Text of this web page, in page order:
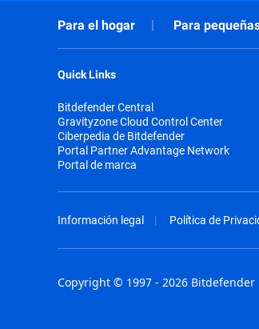
Para el hogar Para
Quick Links
Bitdefender Central
Gravityzone Cloud Control Center
Ciberpedia de Bitdefender
Portal Partner Advantage Network
Portal de marca
Información legal Política de
Copyright © 1997 - 2026 Bitdefender